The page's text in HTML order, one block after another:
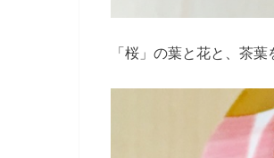
「桜」の葉と花と、茶